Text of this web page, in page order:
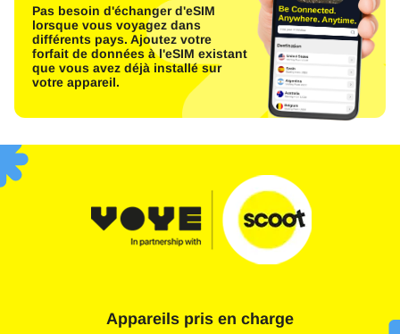
Pas besoin d'échanger d'eSIM
lorsque vous voyagez dans
différents pays. Ajoutez votre
forfait de données à l'eSIM existant
que vous avez déjà installé sur
votre appareil.
Appareils pris en charge